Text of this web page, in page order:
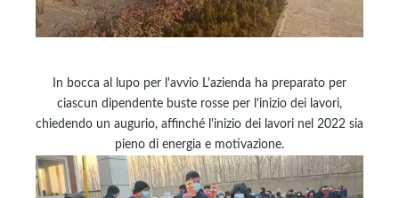
In bocca al lupo per l'avvio L'azienda ha preparato per
ciascun dipendente buste rosse per l'inizio dei lavori,
chiedendo un augurio, affinché l'inizio dei lavori nel 2022 sia
pieno di energia e motivazione.